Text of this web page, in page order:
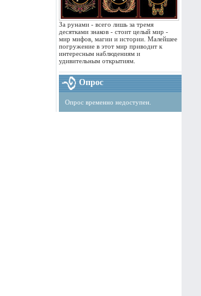
За рунами - всего лишь за тремя
десятками знаков - стоит целый мир -
мир мифов, магии и истории. Малейшее
погружение в этот мир приводит к
интересным наблюдениям и
удивительным открытиям.
Опрос
Опрос временно недоступен.